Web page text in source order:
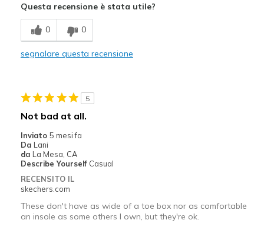
Attractive Design
Stylish
Migliori Utilizzi:
Casual Wear
Width
Sizing
Feels true to size
View On Shoes
Questa recensione è stata utile?
0 0
segnalare questa recensione
5
Not bad at all.
Inviato 5 mesi fa
Da Lani
da La Mesa, CA
Describe Yourself Casual
RECENSITO IL
skechers.com
These don't have as wide of a toe box nor as comfortable
an insole as some others I own, but they're ok.